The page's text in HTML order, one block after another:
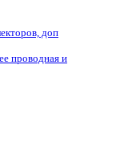
доп
проводная и